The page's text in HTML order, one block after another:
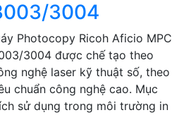
3004
Photocopy Ricoh Aficio MPC
3004 được chế tạo theo
nghệ laser kỹ thuật số, theo
chuẩn công nghệ cao. Mục
sử dụng trong môi trường in